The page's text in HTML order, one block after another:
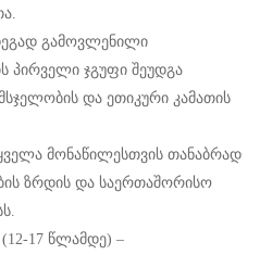
გამოვლენილი
პირველი ჯგუფი შეუდგა
და ეთიკური კამათის
მონაწილესთვის თანაბრად
ზრდის და საერთაშორისო
17 წლამდე) –